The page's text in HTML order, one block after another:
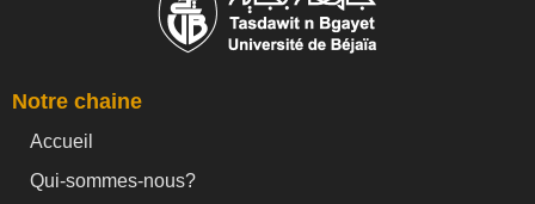
Notre chaine
Accueil
Qui-sommes-nous?